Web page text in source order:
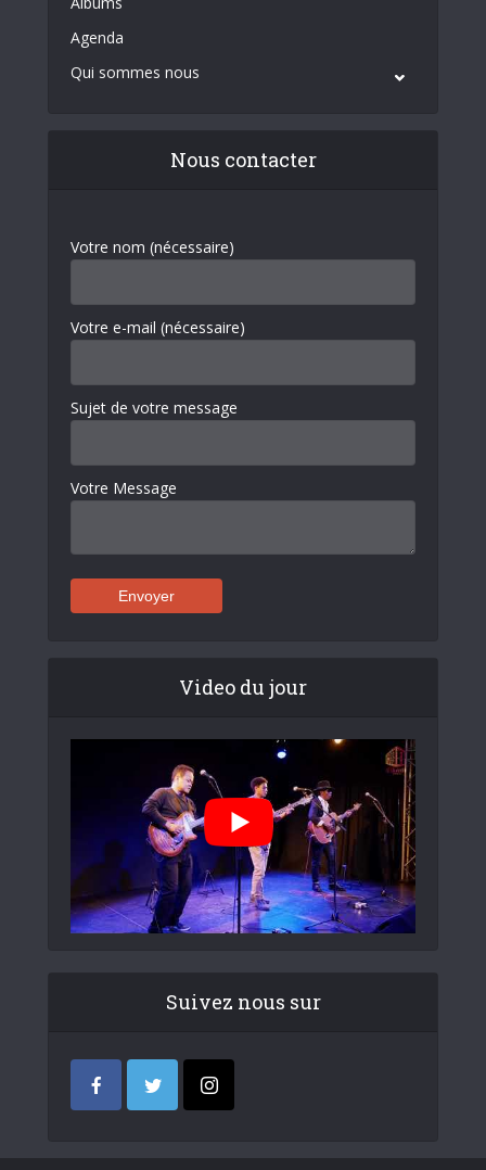
Agenda
Qui sommes nous
Nous contacter
Votre nom (nécessaire)
Votre e-mail (nécessaire)
Sujet de votre message
Votre Message
Video du jour
Suivez nous sur